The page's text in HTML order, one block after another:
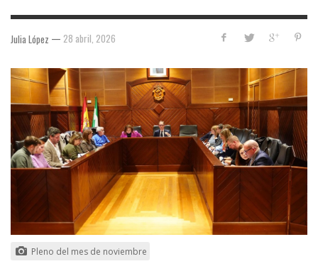
Julia López — 28 abril, 2026
Pleno del mes de noviembre